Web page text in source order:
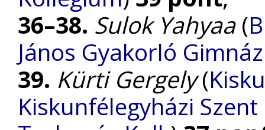
36–38. Sulok Yahyaa(
János Gyakorló
39. Kürti Gergely(
Kiskunfélegyházi